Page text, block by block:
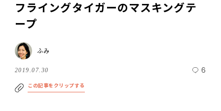
フライングタイガーのマスキングテ
ープ
ふみ
2019.07.30 6
この記事をクリップする